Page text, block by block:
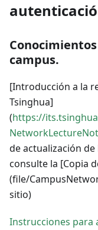
campus.
[Introducción a la
Tsinghua]
(https://
de actualización
consulte la [Copia
(file/
sitio)
Instrucciones para